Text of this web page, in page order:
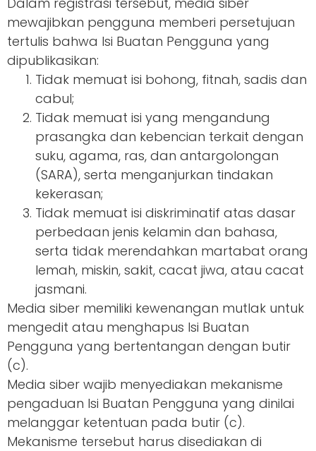
mewajibkan pengguna memberi persetujuan
tertulis bahwa Isi Buatan Pengguna yang
dipublikasikan:
Tidak memuat isi bohong, fitnah, sadis dan
cabul;
Tidak memuat isi yang mengandung
prasangka dan kebencian terkait dengan
suku, agama, ras, dan antargolongan
(SARA), serta menganjurkan tindakan
kekerasan;
Tidak memuat isi diskriminatif atas dasar
perbedaan jenis kelamin dan bahasa,
serta tidak merendahkan martabat orang
lemah, miskin, sakit, cacat jiwa, atau cacat
jasmani.
Media siber memiliki kewenangan mutlak untuk
mengedit atau menghapus Isi Buatan
Pengguna yang bertentangan dengan butir
(c).
Media siber wajib menyediakan mekanisme
pengaduan Isi Buatan Pengguna yang dinilai
melanggar ketentuan pada butir (c).
Mekanisme tersebut harus disediakan di